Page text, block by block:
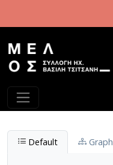
Default Graph